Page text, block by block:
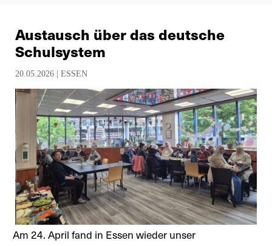
Austausch über das deutsche
Schulsystem
20.05.2026 | ESSEN
Am 24. April fand in Essen wieder unser